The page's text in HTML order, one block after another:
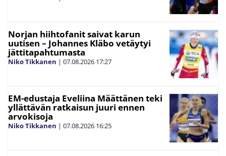
Norjan hiihtofanit saivat karun
uutisen – Johannes Kläbo vetäytyi
jättitapahtumasta
Niko Tikkanen | 07.08.2026 17:27
EM-edustaja Eveliina Määttänen teki
yllättävän ratkaisun juuri ennen
arvokisoja
Niko Tikkanen | 07.08.2026 16:25